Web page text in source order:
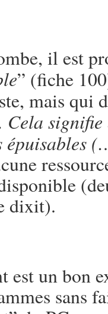
il est
” (fiche
mais qui
signifie
épuisables
dixit).
est un bon
sans